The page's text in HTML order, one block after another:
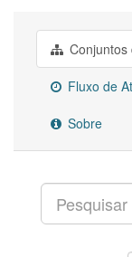
Conjuntos
Fluxo de
Sobre